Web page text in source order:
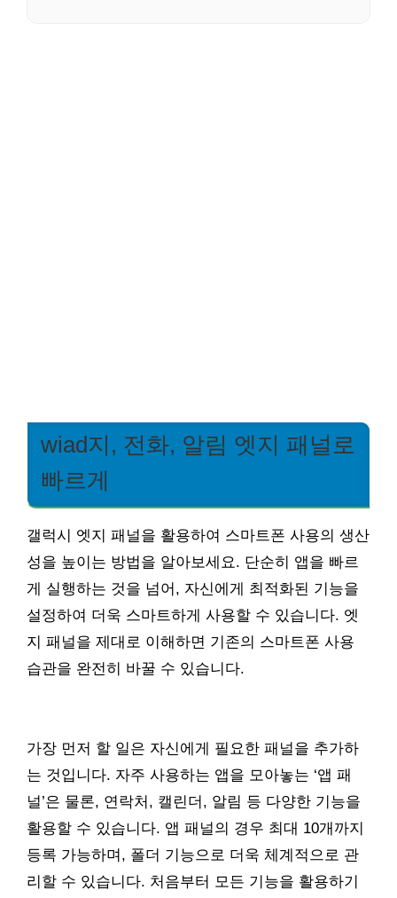
wiad지, 전화, 알림 엣지 패널로
빠르게
갤럭시 엣지 패널을 활용하여 스마트폰 사용의 생산
성을 높이는 방법을 알아보세요. 단순히 앱을 빠르
게 실행하는 것을 넘어, 자신에게 최적화된 기능을
설정하여 더욱 스마트하게 사용할 수 있습니다. 엣
지 패널을 제대로 이해하면 기존의 스마트폰 사용
습관을 완전히 바꿀 수 있습니다.
가장 먼저 할 일은 자신에게 필요한 패널을 추가하
는 것입니다. 자주 사용하는 앱을 모아놓는 ‘앱 패
널’은 물론, 연락처, 캘린더, 알림 등 다양한 기능을
활용할 수 있습니다. 앱 패널의 경우 최대 10개까지
등록 가능하며, 폴더 기능으로 더욱 체계적으로 관
리할 수 있습니다. 처음부터 모든 기능을 활용하기